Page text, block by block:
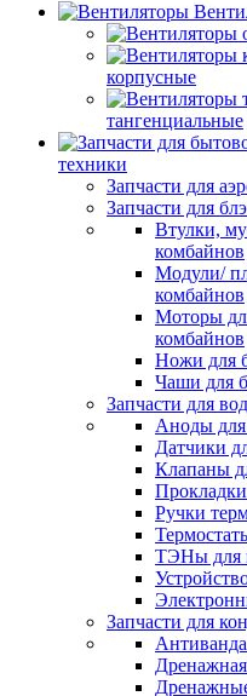
корпусные
тангенциальные
техники
Запчасти для
Запчасти для
Втулки,
комбайнов
Модули/
комбайнов
Моторы
комбайнов
Ножи для
Чаши для
Запчасти для
Аноды для
Датчики
Клапаны
Ручки
ТЭНы для
Запчасти для